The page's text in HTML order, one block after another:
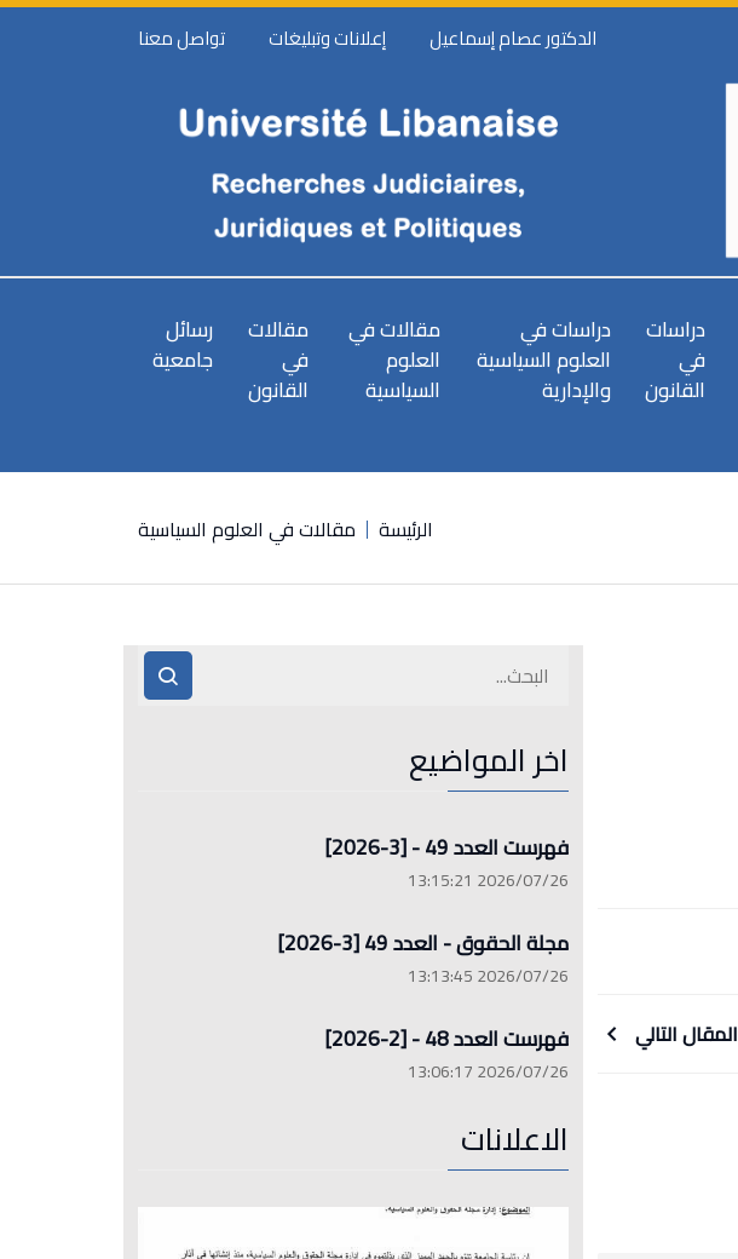
الدكتور عصام إسماعيل إعلانات وتبليغات تواصل معنا
دراسات
في
القانون
دراسات في
العلوم السياسية
والإدارية
مقالات في
العلوم
السياسية
مقالات
في
القانون
رسائل
جامعية
الرئيسة مقالات في العلوم السياسية
المقال التالي
اخر المواضيع
فهرست العدد 49 - [3-2026]
2026/07/26 13:15:21
مجلة الحقوق - العدد 49 [3-2026]
2026/07/26 13:13:45
فهرست العدد 48 - [2-2026]
2026/07/26 13:06:17
الاعلانات